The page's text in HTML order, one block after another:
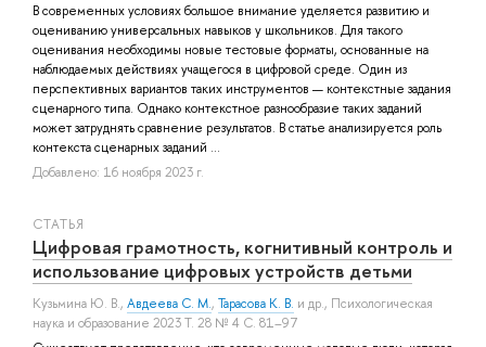
В современных условиях большое внимание уделяется развитию и
оцениванию универсальных навыков у школьников. Для такого
оценивания необходимы новые тестовые форматы, основанные на
наблюдаемых действиях учащегося в цифровой среде. Один из
перспективных вариантов таких инструментов — контекстные задания
сценарного типа. Однако контекстное разнообразие таких заданий
может затруднять сравнение результатов. В статье анализируется роль
контекста сценарных заданий ...
Добавлено: 16 ноября 2023 г.
СТАТЬЯ
Цифровая грамотность, когнитивный контроль и
использование цифровых устройств детьми
Кузьмина Ю. В., Авдеева С. М., Тарасова К. В. и др., Психологическая
наука и образование 2023 Т. 28 № 4 С. 81–97